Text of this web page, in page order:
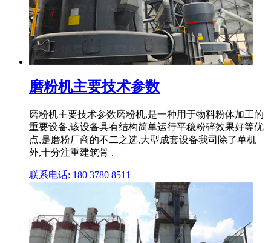
磨粉机主要技术参数
磨粉机主要技术参数磨粉机,是一种用于物料粉体加工的
重要设备,该设备具有结构简单运行平稳粉碎效果好等优
点,是磨粉厂商的不二之选,大型成套设备我司除了单机
外,十分注重建筑骨 .
联系电话: 180 3780 8511